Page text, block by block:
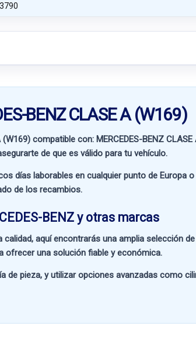
BENZ CLASE A (W169)
(W169) compatible con: MERCEDES-BENZ
de que es válido para tu vehículo.
días laborables en cualquier punto de Europa o
de los recambios.
BENZ y otras marcas
calidad, aquí encontrarás una amplia selección
ofrecer una solución fiable y económica.
de pieza, y utilizar opciones avanzadas como